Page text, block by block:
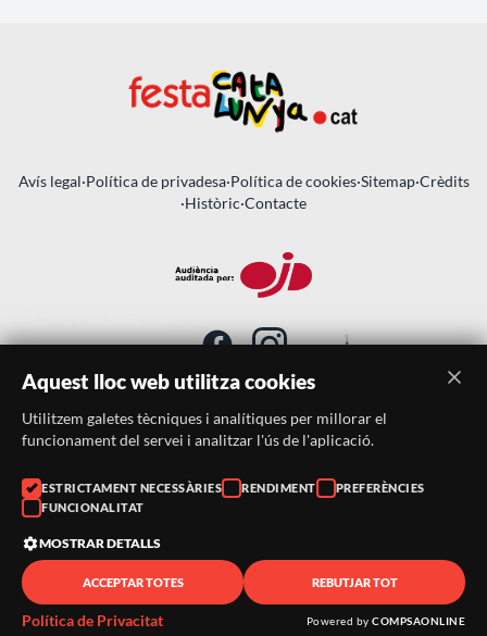
Avís legal·Política de privadesa·Política de cookies·Sitemap·Crèdits
·Històric·Contacte
SUBSCRIU-TE AL BUTLLETÍ
Telèfon:
938046359
Correu:
© 2026 ·FestaCatalunya
— Tots els drets reservats · Web
desenvolupada amb ❤️ perCompsaOnline
Aquest lloc web utilitza cookies
Utilitzem galetes tècniques i analítiques per millorar el
funcionament del servei i analitzar l'ús de l'aplicació.
ESTRICTAMENT NECESSÀRIES RENDIMENT
PREFERÈNCIES
FUNCIONALITAT
MOSTRAR DETALLS
ACCEPTAR TOTES REBUTJAR TOT
Política de Privacitat Powered by COMPSAONLINE